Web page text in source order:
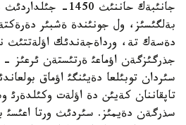
جانئبةك حاننئث
بةلگئسئز، ول جونئندة ةشبئر
دةسةك تة، ورداةجةندئك اؤلةتتئث
جذرگئزگةن اؤماعئ ةرتئستةن ئرعئز -
سئردان توبئلعا دةيئنگئ اؤماق
تاپقاننان كةيئن دة اؤلةت وكئلدةرئ
سذرگةن دةيمئز. سئردئث ورتا اعئسئ